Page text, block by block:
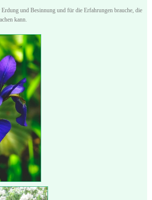
und Besinnung und für die Erfahrungen brauche, die
kann.